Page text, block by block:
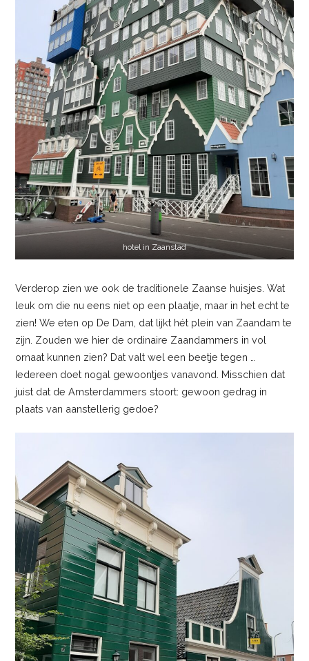
hotel in Zaanstad
Verderop zien we ook de traditionele Zaanse huisjes. Wat
leuk om die nu eens niet op een plaatje, maar in het echt te
zien! We eten op De Dam, dat lijkt hét plein van Zaandam te
zijn. Zouden we hier de ordinaire Zaandammers in vol
ornaat kunnen zien? Dat valt wel een beetje tegen …
Iedereen doet nogal gewoontjes vanavond. Misschien dat
juist dat de Amsterdammers stoort: gewoon gedrag in
plaats van aanstellerig gedoe?